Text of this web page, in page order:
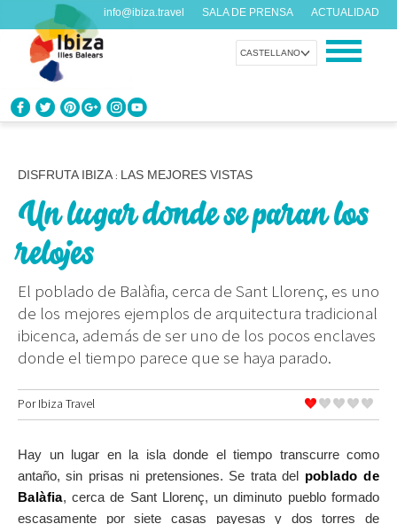
CASTELLANO
info@ibiza.travel SALA DE PRENSA ACTUALIDAD
DISFRUTA IBIZA
Propuestas para todos los gustos
Cada día algo nuevo
ORGANIZA TU VIAJE
Datos prácticos antes de visitarnos
DISFRUTA IBIZA : LAS MEJORES VISTAS
Un lugar donde se paran los
relojes
El poblado de Balàfia, cerca de Sant Llorenç, es uno
de los mejores ejemplos de arquitectura tradicional
ibicenca, además de ser uno de los pocos enclaves
donde el tiempo parece que se haya parado.
PorIbiza Travel
Hay un lugar en la isla donde el tiempo transcurre como
antaño, sin prisas ni pretensiones. Se trata del poblado de
Balàfia, cerca de Sant Llorenç, un diminuto pueblo formado
escasamente por siete casas payesas y dos torres de